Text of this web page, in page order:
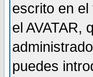
escrito en
el AVATAR,
puedes